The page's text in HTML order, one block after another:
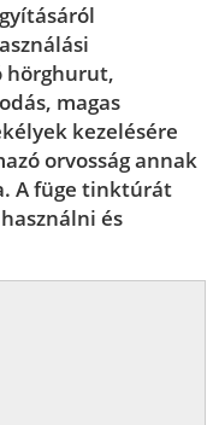
hörghurut,
magas
kezelésére
orvosság annak
A füge tinktúrát
és